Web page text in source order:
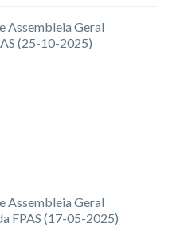
Assembleia Geral
(25-10-2025)
Assembleia Geral
FPAS (17-05-2025)